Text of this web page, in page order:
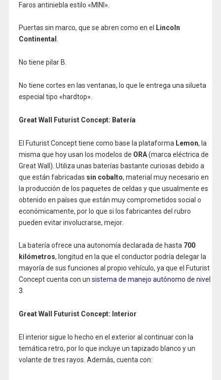
Faros antiniebla estilo «MINI».
Puertas sin marco, que se abren como en el
Lincoln
Continental .
No tiene pilar B.
No tiene cortes en las ventanas, lo que le entrega una silueta
especial tipo «hardtop».
Great Wall Futurist Concept: Batería
El Futurist Concept tiene como base la plataforma Lemon, la
misma que hoy usan los modelos de ORA(marca eléctrica de
Great Wall). Utiliza unas baterías bastante curiosas debido a
que están fabricadas sin cobalto, material muy necesario en
la producción de los paquetes de celdas y que usualmente es
obtenido en países que están muy comprometidos social o
económicamente, por lo que si los fabricantes del rubro
pueden evitar involucrarse, mejor.
La batería ofrece una autonomía declarada de hasta 700
kilómetros, longitud en la que el conductor podría delegar la
mayoría de sus funciones al propio vehículo, ya que el Futurist
Concept cuenta con un sistema de manejo autónomo de nivel
3.
Great Wall Futurist Concept: Interior
El interior sigue lo hecho en el exterior al continuar con la
temática retro, por lo que incluye un tapizado blanco y un
volante de tres rayos. Además, cuenta con: